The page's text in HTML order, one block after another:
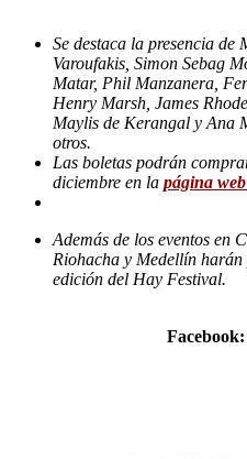
Se destaca la presencia de
Varoufakis, Simon Sebag
Matar, Phil Manzanera,
Henry Marsh, James
Maylis de Kerangal y Ana
otros.
Las boletas podrán
diciembre en la página
Además de los eventos en
Riohacha y Medellín harán
edición del Hay Festival.